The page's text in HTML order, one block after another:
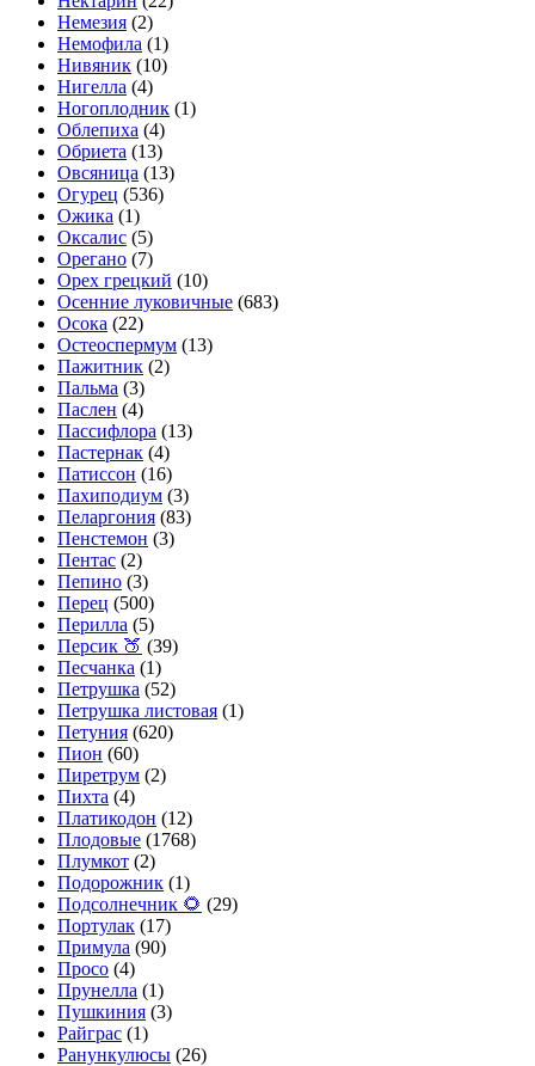
Немезия (2)
Немофила (1)
Нивяник (10)
Нигелла (4)
Ногоплодник (1)
Облепиха (4)
Обриета (13)
Овсяница (13)
Огурец (536)
Ожика (1)
Оксалис (5)
Орегано (7)
Орех грецкий (10)
Осенние луковичные (683)
Осока (22)
Остеоспермум (13)
Пажитник (2)
Пальма (3)
Паслен (4)
Пассифлора (13)
Пастернак (4)
Патиссон (16)
Пахиподиум (3)
Пеларгония (83)
Пенстемон (3)
Пентас (2)
Пепино (3)
Перец (500)
Перилла (5)
Персик 🍑 (39)
Песчанка (1)
Петрушка (52)
Петрушка листовая (1)
Петуния (620)
Пион (60)
Пиретрум (2)
Пихта (4)
Платикодон (12)
Плодовые (1768)
Плумкот (2)
Подорожник (1)
Подсолнечник 🌻 (29)
Портулак (17)
Примула (90)
Просо (4)
Прунелла (1)
Пушкиния (3)
Райграс (1)
Ранункулюсы (26)